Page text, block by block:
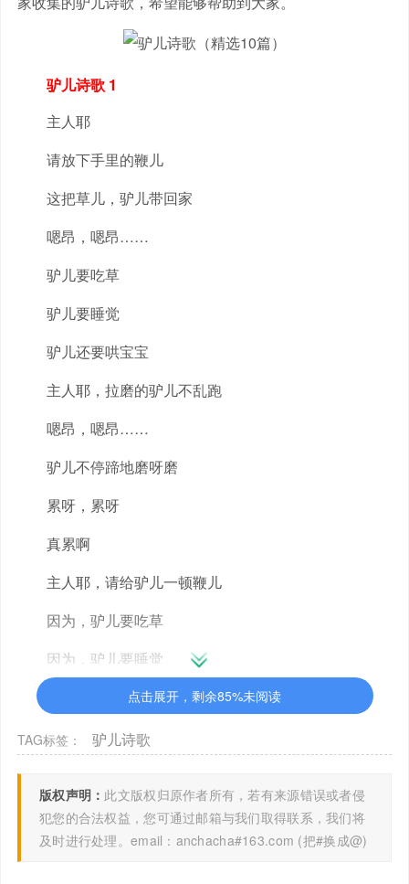
驴儿诗歌 1
主人耶
请放下手里的鞭儿
这把草儿，驴儿带回家
嗯昂，嗯昂……
驴儿要吃草
驴儿要睡觉
驴儿还要哄宝宝
主人耶，拉磨的驴儿不乱跑
嗯昂，嗯昂……
驴儿不停蹄地磨呀磨
累呀，累呀
真累啊
主人耶，请给驴儿一顿鞭儿
因为，驴儿要吃草
因为，驴儿要睡觉
因为，驴儿还要哄宝宝
嗯昂，嗯昂……
主人耶，磨已拉完了
请给驴儿一把草儿
驴儿，要回家
点击展开，剩余85%未阅读
TAG标签： 驴儿诗歌
版权声明： 此文版权归原作者所有，若有来源错误或者侵
犯您的合法权益，您可通过邮箱与我们取得联系，我们将
及时进行处理。email：anchacha#163.com (把#换成@)